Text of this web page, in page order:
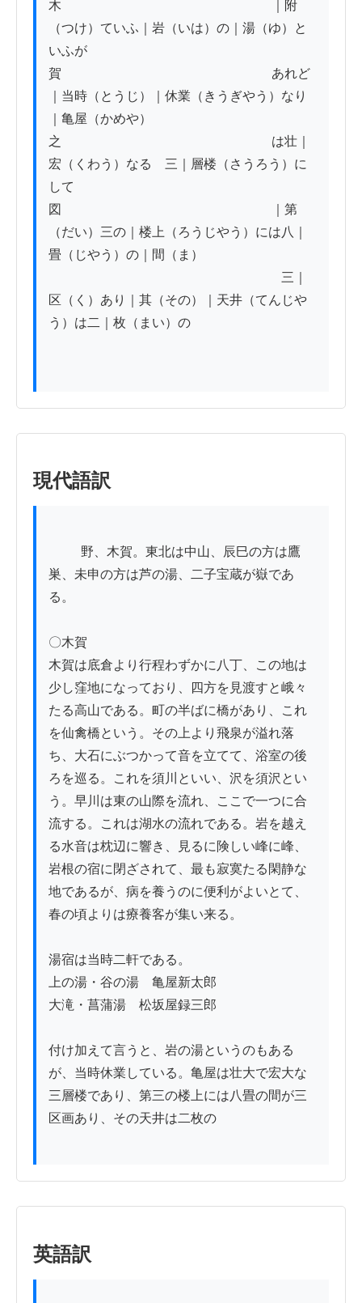
木　　　　　　　　　　　　　　　　 ｜附
（つけ）ていふ｜岩（いは）の｜湯（ゆ）と
いふが
賀　　　　　　　　　　　　　　　 　あれど
｜当時（とうじ）｜休業（きうぎやう）なり
｜亀屋（かめや）
之　　　　　　　　　　　　　　　　 は壮｜
宏（くわう）なる　三｜層楼（さうろう）に
して
図　　　　　　　　　　　　　　　　 ｜第
（だい）三の｜楼上（ろうじやう）には八｜
畳（じやう）の｜間（ま）
三｜
区（く）あり｜其（その）｜天井（てんじや
う）は二｜枚（まい）の
現代語訳
巣、未申の方は芦の湯、二子宝蔵が嶽であ
る。
〇木賀
木賀は底倉より行程わずかに八丁、この地は
少し窪地になっており、四方を見渡すと峨々
たる高山である。町の半ばに橋があり、これ
を仙禽橋という。その上より飛泉が溢れ落
ち、大石にぶつかって音を立てて、浴室の後
ろを巡る。これを須川といい、沢を須沢とい
う。早川は東の山際を流れ、ここで一つに合
流する。これは湖水の流れである。岩を越え
る水音は枕辺に響き、見るに険しい峰に峰、
岩根の宿に閉ざされて、最も寂寞たる閑静な
地であるが、病を養うのに便利がよいとて、
春の頃よりは療養客が集い来る。
湯宿は当時二軒である。
上の湯・谷の湯　亀屋新太郎
大滝・菖蒲湯　松坂屋録三郎
付け加えて言うと、岩の湯というのもある
が、当時休業している。亀屋は壮大で宏大な
三層楼であり、第三の楼上には八畳の間が三
区画あり、その天井は二枚の
英語訳